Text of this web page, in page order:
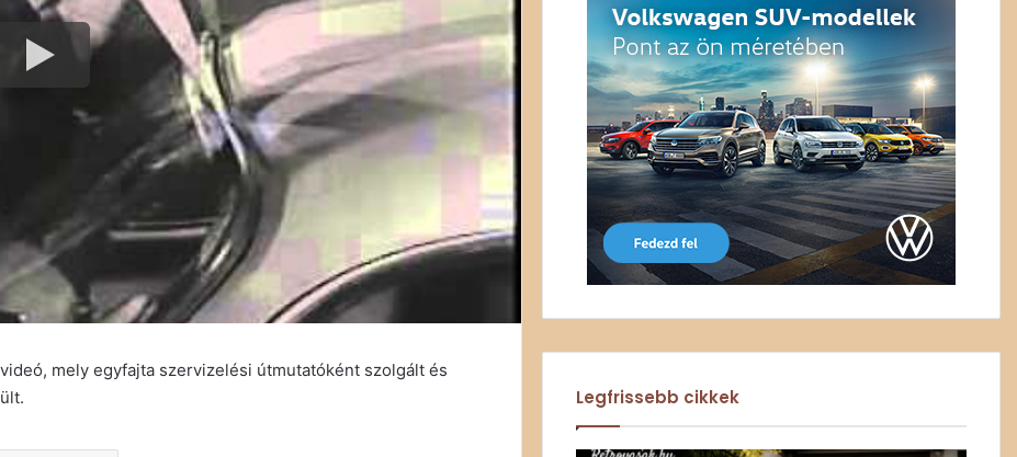
mely egyfajta szervizelési útmutatóként szolgált és
Legfrissebb cikkek